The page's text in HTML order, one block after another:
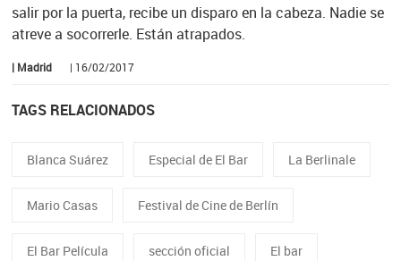
salir por la puerta, recibe un disparo en la cabeza. Nadie se
atreve a socorrerle. Están atrapados.
| Madrid | 16/02/2017
TAGS RELACIONADOS
Blanca Suárez Especial de El Bar La Berlinale
Mario Casas Festival de Cine de Berlín
El Bar Película sección oficial El bar